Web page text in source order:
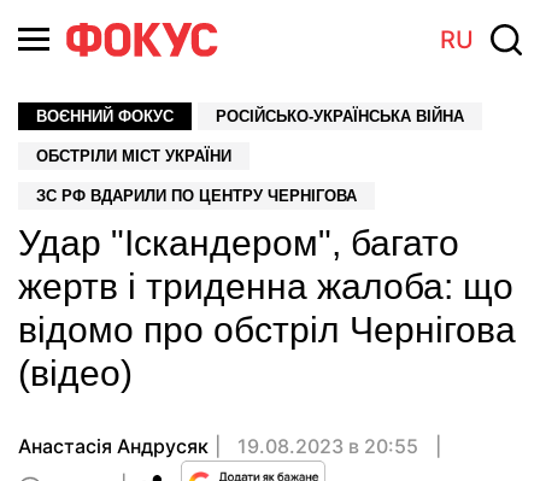
RU
ВОЄННИЙ ФОКУС РОСІЙСЬКО-УКРАЇНСЬКА ВІЙНА
ОБСТРІЛИ МІСТ УКРАЇНИ
ЗС РФ ВДАРИЛИ ПО ЦЕНТРУ ЧЕРНІГОВА
Удар "Іскандером", багато
жертв і триденна жалоба: що
відомо про обстріл Чернігова
(відео)
Анастасiя Андрусяк
19.08.2023 в 20:55